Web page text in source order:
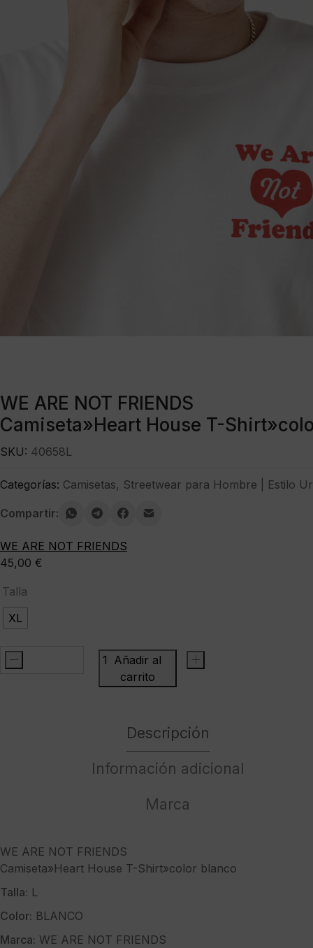
WE ARE NOT FRIENDS
Camiseta»Heart House T-
45,00 €
Talla
XL
WE
- +
Añadir al
carrito
SKU: 40658L
Categorías: Camisetas, Streetwear para Hombre | Estilo
Compartir:
WE ARE NOT FRIENDS
Descripción
Información adicional
Marca
WE ARE NOT FRIENDS
Camiseta»Heart House T-Shirt»color blanco
Talla: L
Color: BLANCO
Marca: WE ARE NOT FRIENDS